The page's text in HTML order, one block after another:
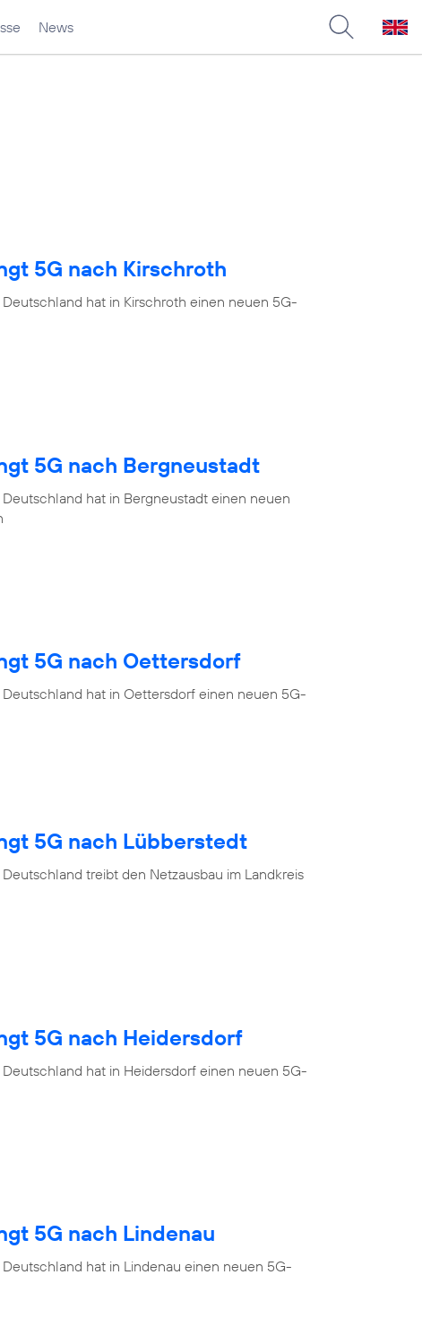
News
5G nach Kirschroth
hat in Kirschroth einen neuen 5G-
5G nach Bergneustadt
hat in Bergneustadt einen neuen
5G nach Oettersdorf
hat in Oettersdorf einen neuen 5G-
5G nach Lübberstedt
treibt den Netzausbau im Landkreis
5G nach Heidersdorf
hat in Heidersdorf einen neuen 5G-
5G nach Lindenau
hat in Lindenau einen neuen 5G-